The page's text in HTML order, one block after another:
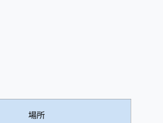
場所